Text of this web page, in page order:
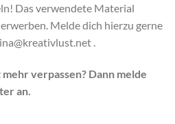
Das verwendete Material
Melde dich hierzu gerne
.
verpassen? Dann melde
an.